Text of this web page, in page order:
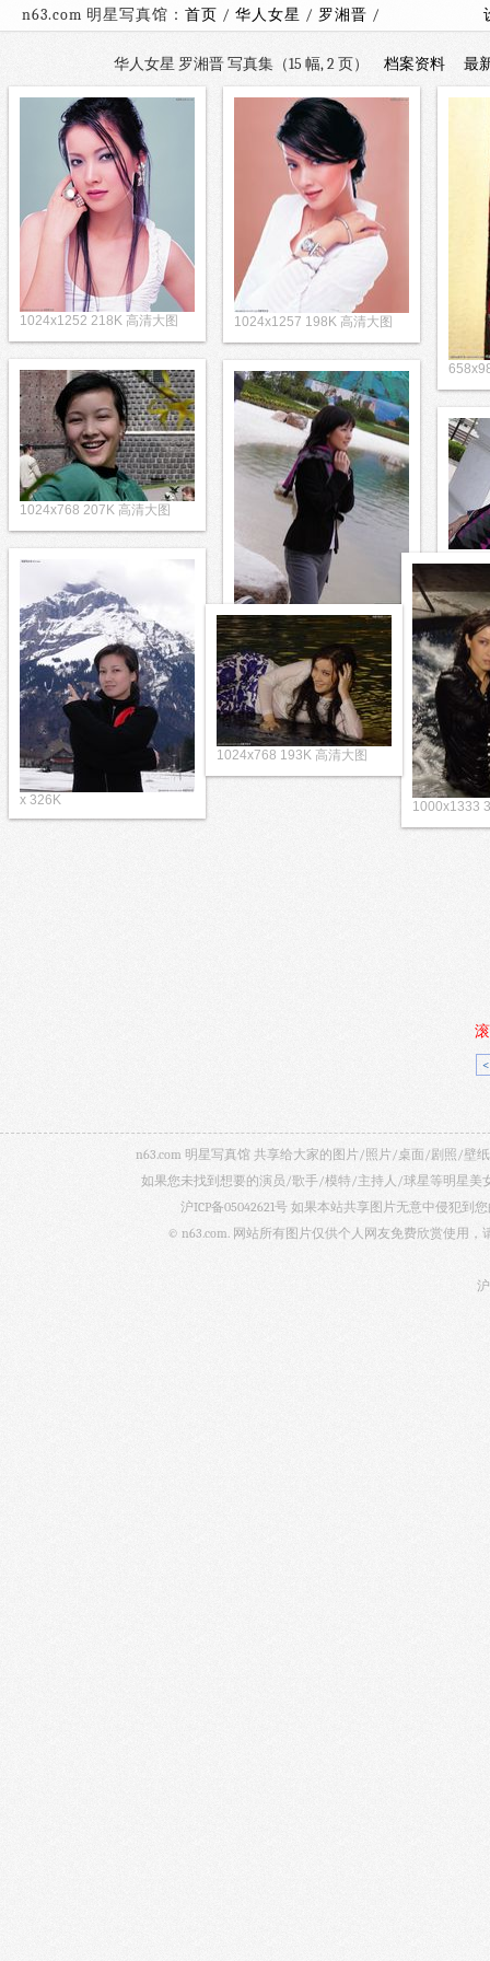
n63.com 明星写真馆： 首页 / 华人女星 / 罗湘晋 /
华人女星 罗湘晋 写真集（15 幅, 2 页） 档案资料 最
1024x1252 218K 高清大图 1024x1257 198K 高清大图
1024x768 207K 高清大图
1024x1365 344K 高清大图
x 326K
n63.com 明星写真馆 共享给大家的图片/照片/桌面/剧照/壁
如果您未找到想要的演员/歌手/模特/主持人/球星等明星美
沪ICP备05042621号 如果本站共享图片无意中侵犯到
© n63.com. 网站所有图片仅供个人网友免费欣赏使用